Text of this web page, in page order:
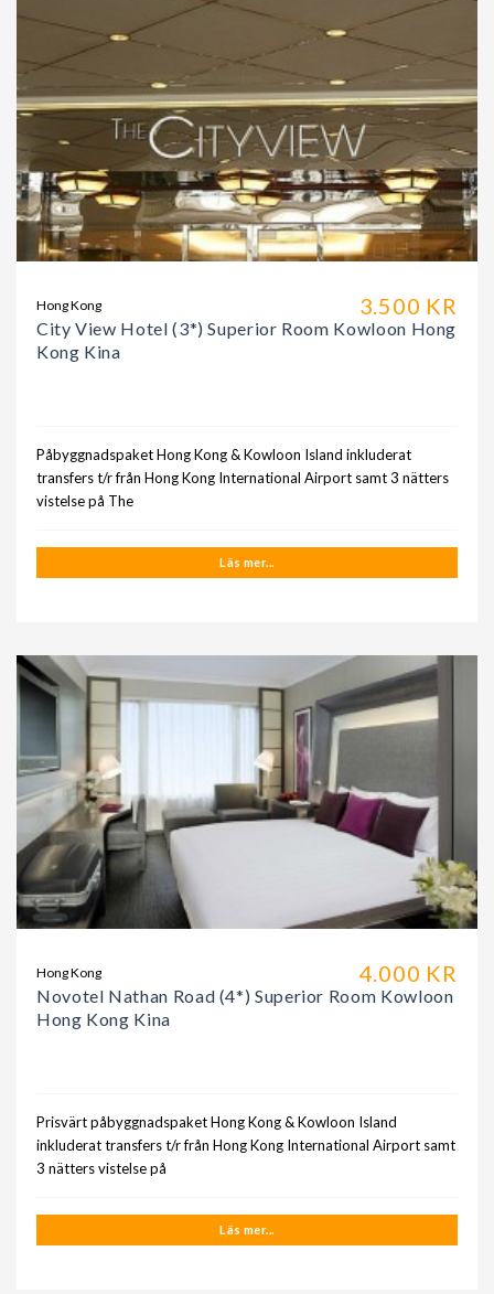
3.500 KR
Hong Kong
City View Hotel (3*) Superior Room Kowloon Hong
Kong Kina
Påbyggnadspaket Hong Kong & Kowloon Island inkluderat
transfers t/r från Hong Kong International Airport samt 3 nätters
vistelse på The
Läs mer...
4.000 KR
Hong Kong
Novotel Nathan Road (4*) Superior Room Kowloon
Hong Kong Kina
Prisvärt påbyggnadspaket Hong Kong & Kowloon Island
inkluderat transfers t/r från Hong Kong International Airport samt
3 nätters vistelse på
Läs mer...